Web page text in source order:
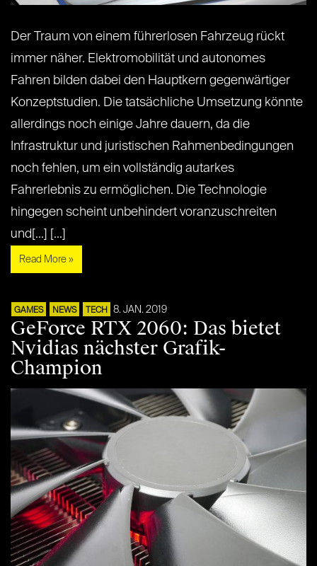
Der Traum von einem führerlosen Fahrzeug rückt
immer näher. Elektromobilität und autonomes
Fahren bilden dabei den Hauptkern gegenwärtiger
Konzeptstudien. Die tatsächliche Umsetzung könnte
allerdings noch einige Jahre dauern, da die
Infrastruktur und juristischen Rahmenbedingungen
noch fehlen, um ein vollständig autarkes
Fahrerlebnis zu ermöglichen. Die Technologie
hingegen scheint unbehindert voranzuschreiten
und[...] [...]
Read More »
GAMES NEWS TECH 8. JAN. 2019
GeForce RTX 2060: Das bietet
Nvidias nächster Grafik-
Champion